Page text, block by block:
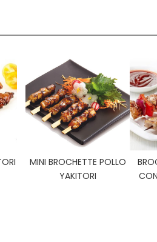
MINI BROCHETTE POLLO
YAKITORI